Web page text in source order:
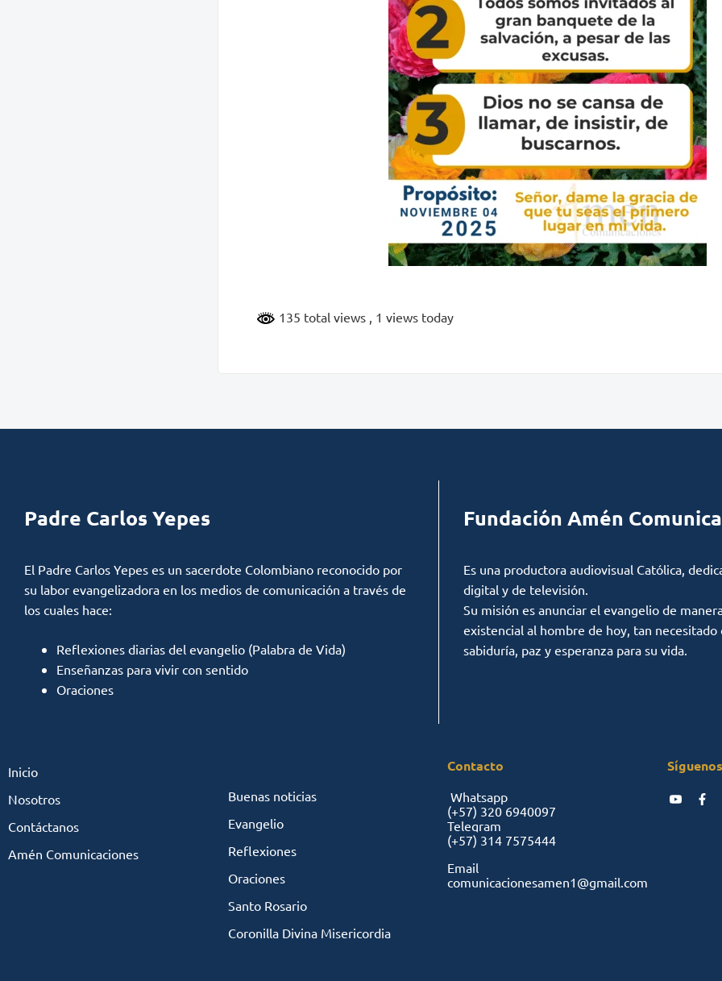
135 total views , 1 views today
Padre Carlos Yepes
El Padre Carlos Yepes es un sacerdote Colombiano reconocido por
su labor evangelizadora en los medios de comunicación a través de
los cuales hace:
Reflexiones diarias del evangelio (Palabra de Vida)
Enseñanzas para vivir con sentido
Oraciones
Fundación Amén
Es una productora audiovisual Católica,
digital y de televisión.
Su misión es anunciar el evangelio de
existencial al hombre de hoy, tan necesitado
sabiduría, paz y esperanza para su vida.
Inicio
Nosotros
Contáctanos
Amén Comunicaciones
Buenas noticias
Evangelio
Reflexiones
Oraciones
Santo Rosario
Coronilla Divina Misericordia
Contacto
Whatsapp
(+57) 320 6940097
Telegram
(+57) 314 7575444
Email
comunicacionesamen1@gmail.com